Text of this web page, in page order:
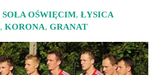
SOŁA OŚWIĘCIM, ŁYSICA
, KORONA, GRANAT